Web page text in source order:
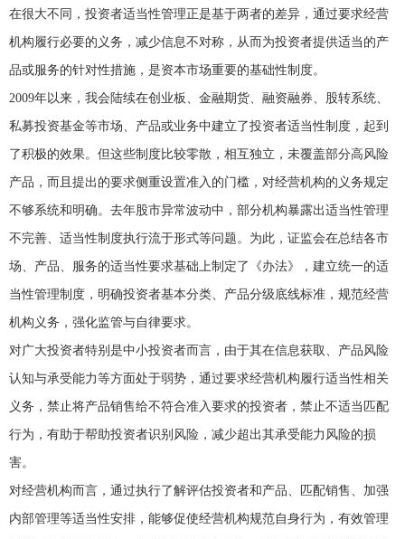
在很大不同，投资者适当性管理正是基于两者的差异，通过要求经营
机构履行必要的义务，减少信息不对称，从而为投资者提供适当的产
品或服务的针对性措施，是资本市场重要的基础性制度。
2009年以来，我会陆续在创业板、金融期货、融资融券、股转系统、
私募投资基金等市场、产品或业务中建立了投资者适当性制度，起到
了积极的效果。但这些制度比较零散，相互独立，未覆盖部分高风险
产品，而且提出的要求侧重设置准入的门槛，对经营机构的义务规定
不够系统和明确。去年股市异常波动中，部分机构暴露出适当性管理
不完善、适当性制度执行流于形式等问题。为此，证监会在总结各市
场、产品、服务的适当性要求基础上制定了《办法》，建立统一的适
当性管理制度，明确投资者基本分类、产品分级底线标准，规范经营
机构义务，强化监管与自律要求。
对广大投资者特别是中小投资者而言，由于其在信息获取、产品风险
认知与承受能力等方面处于弱势，通过要求经营机构履行适当性相关
义务，禁止将产品销售给不符合准入要求的投资者，禁止不适当匹配
行为，有助于帮助投资者识别风险，减少超出其承受能力风险的损
害。
对经营机构而言，通过执行了解评估投资者和产品、匹配销售、加强
内部管理等适当性安排，能够促使经营机构规范自身行为，有效管理